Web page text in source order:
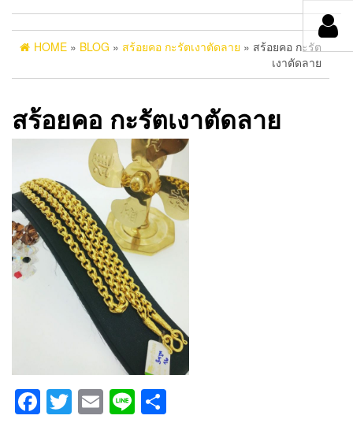
HOME » BLOG » สร้อยคอ กะรัตเงาตัดลาย » สร้อยคอ กะรัต
เงาตัดลาย
สร้อยคอ กะรัตเงาตัดลาย
Facebook
Twitter
Email
Line